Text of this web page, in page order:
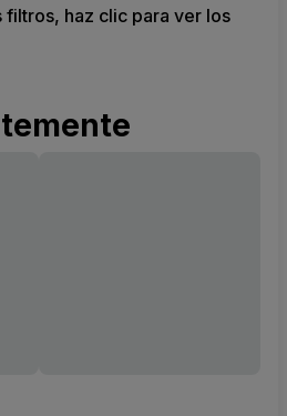
filtros, haz clic para ver los